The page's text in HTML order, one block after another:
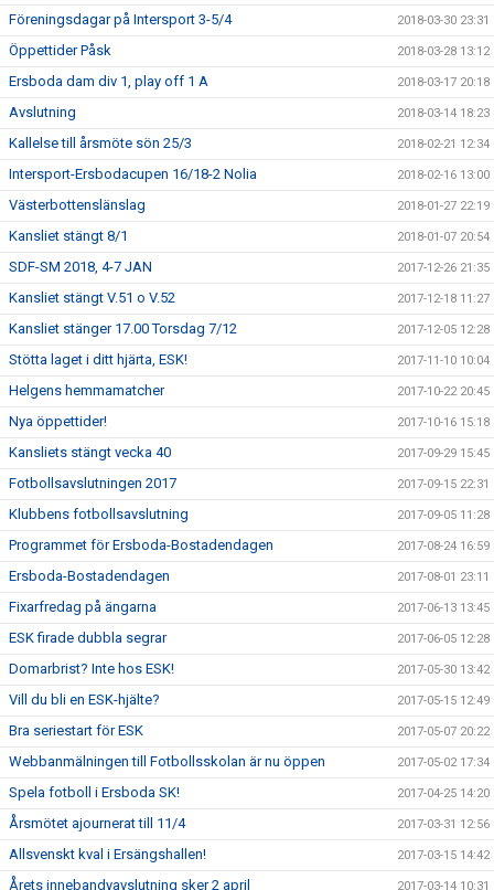
Föreningsdagar på Intersport 3-5/4 2018-03-30 23:31
Öppettider Påsk 2018-03-28 13:12
Ersboda dam div 1, play off 1 A 2018-03-17 20:18
Avslutning 2018-03-14 18:23
Kallelse till årsmöte sön 25/3 2018-02-21 12:34
Intersport-Ersbodacupen 16/18-2 Nolia 2018-02-16 13:00
Västerbottenslänslag 2018-01-27 22:19
Kansliet stängt 8/1 2018-01-07 20:54
SDF-SM 2018, 4-7 JAN 2017-12-26 21:35
Kansliet stängt V.51 o V.52 2017-12-18 11:27
Kansliet stänger 17.00 Torsdag 7/12 2017-12-05 12:28
Stötta laget i ditt hjärta, ESK! 2017-11-10 10:04
Helgens hemmamatcher 2017-10-22 20:45
Nya öppettider! 2017-10-16 15:18
Kansliets stängt vecka 40 2017-09-29 15:45
Fotbollsavslutningen 2017 2017-09-15 22:31
Klubbens fotbollsavslutning 2017-09-05 11:28
Programmet för Ersboda-Bostadendagen 2017-08-24 16:59
Ersboda-Bostadendagen 2017-08-01 23:11
Fixarfredag på ängarna 2017-06-13 13:45
ESK firade dubbla segrar 2017-06-05 12:28
Domarbrist? Inte hos ESK! 2017-05-30 13:42
Vill du bli en ESK-hjälte? 2017-05-15 12:49
Bra seriestart för ESK 2017-05-07 20:22
Webbanmälningen till Fotbollsskolan är nu öppen 2017-05-02 17:34
Spela fotboll i Ersboda SK! 2017-04-25 14:20
Årsmötet ajournerat till 11/4 2017-03-31 12:56
Allsvenskt kval i Ersängshallen! 2017-03-15 14:42
Årets innebandyavslutning sker 2 april 2017-03-14 10:31